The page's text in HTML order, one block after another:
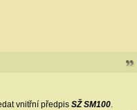
vnitřní předpis SŽ SM100.